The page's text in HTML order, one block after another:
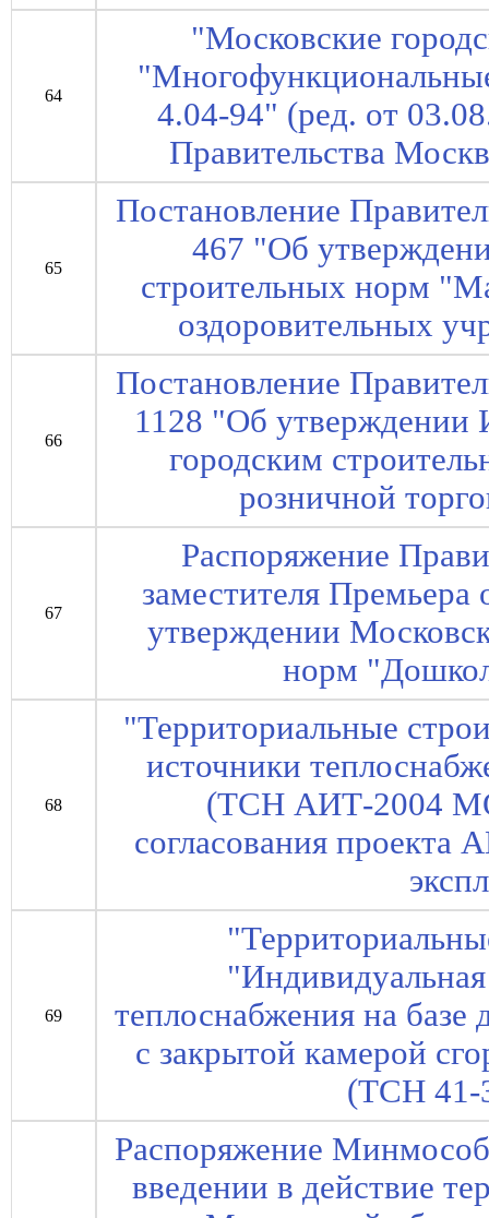
64
"Московские
4.04-94" (ред. от
Правительства
65
Постановление
467 "Об
строительных норм
оздоровительных
66
Постановление
1128 "Об утверждении
городским
розничной
67
Распоряжение
заместителя
утверждении
норм
68
"Территориальные
источники
(ТСН АИТ-2004
согласования
69
теплоснабжения на базе
с закрытой камерой
(ТСН 41-
Распоряжение
введении в действие